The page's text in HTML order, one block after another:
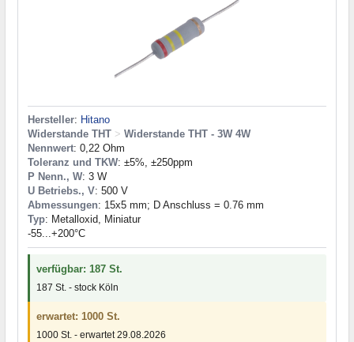
Hersteller: Hitano
Widerstande THT > Widerstande THT - 3W 4W
Nennwert: 0,22 Ohm
Toleranz und TKW: ±5%, ±250ppm
P Nenn., W: 3 W
U Betriebs., V: 500 V
Abmessungen: 15x5 mm; D Anschluss = 0.76 mm
Typ: Metalloxid, Miniatur
-55...+200°C
verfügbar: 187 St.
187 St. - stock Köln
erwartet: 1000 St.
1000 St. - erwartet 29.08.2026